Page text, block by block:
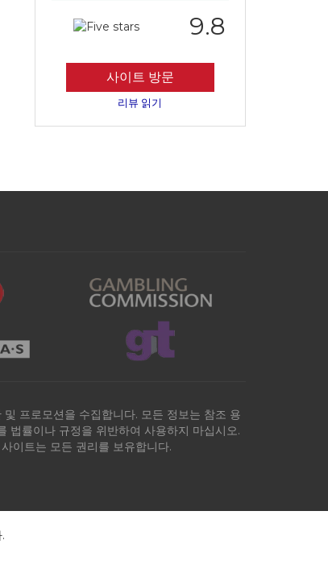
9.8
사이트 방문
리뷰 읽기
프로모션을 수집합니다. 모든 정보는 참조 용
법률이나 규정을 위반하여 사용하지 마십시오.
이트는 모든 권리를 보유합니다.